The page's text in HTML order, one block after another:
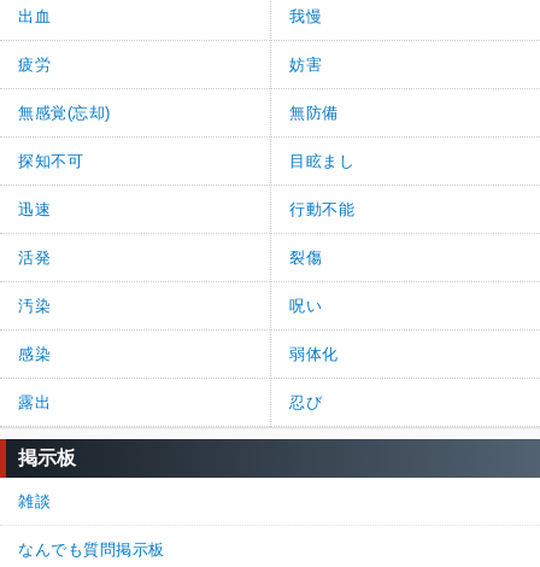
出血 我慢
疲労 妨害
無感覚(忘却) 無防備
探知不可 目眩まし
迅速 行動不能
活発 裂傷
汚染 呪い
感染 弱体化
露出 忍び
掲示板
雑談
なんでも質問掲示板